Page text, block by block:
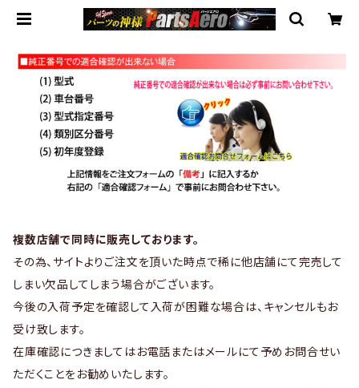
複数店舗で同時に販売しております。
その為、サイトよりご注文を頂いた時点で稀に他店舗にて完売して
しまい欠品してしまう場合がございます。
今後の入荷予定を確認して入荷が困難な場合は、キャンセルもお
受け致します。
在庫確認につきましてはお電話またはメールにて予めお問合せい
ただくことをお勧めいたします。